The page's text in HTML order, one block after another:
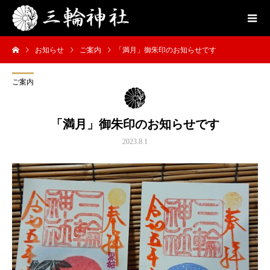
お知らせ ご案内 「満月」御朱印のお知らせです
ご案内
「満月」御朱印のお知らせです
2023.8.1